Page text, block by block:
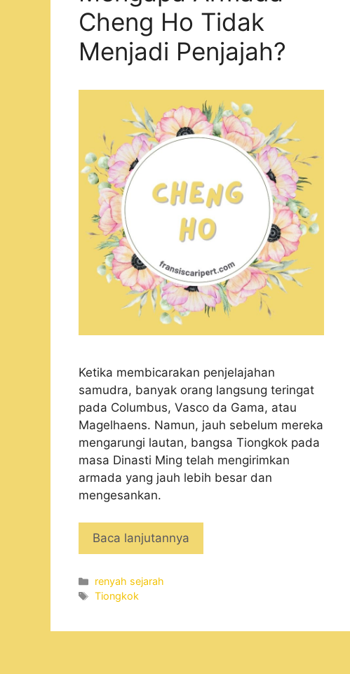
Cheng Ho Tidak
Menjadi Penjajah?
Ketika membicarakan penjelajahan
samudra, banyak orang langsung teringat
pada Columbus, Vasco da Gama, atau
Magelhaens. Namun, jauh sebelum mereka
mengarungi lautan, bangsa Tiongkok pada
masa Dinasti Ming telah mengirimkan
armada yang jauh lebih besar dan
mengesankan.
Baca lanjutannya
Categories
renyah sejarah
Tags
Tiongkok